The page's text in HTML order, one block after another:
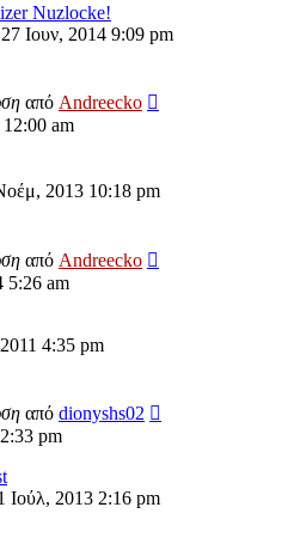
Nuzlocke!
Ιουν, 2014 9:09 pm
από Andreecko
am
2013 10:18 pm
από Andreecko
am
4:35 pm
από dionyshs02
pm
Ιούλ, 2013 2:16 pm